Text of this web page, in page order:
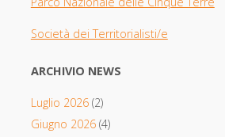
Società dei Territorialisti/e
ARCHIVIO NEWS
Luglio 2026(2)
Giugno 2026(4)